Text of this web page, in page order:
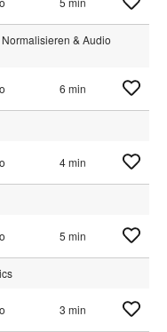
& Audio
6 min
4 min
5 min
3 min